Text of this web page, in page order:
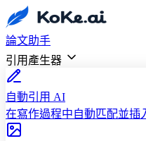
論文助手
引用產生器
自動引用 AI
在寫作過程中自動匹配並插